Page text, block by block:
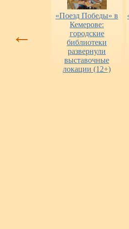
←
«Поезд Победы» в
Кемерове:
городские
библиотеки
развернули
выставочные
локации (12+)